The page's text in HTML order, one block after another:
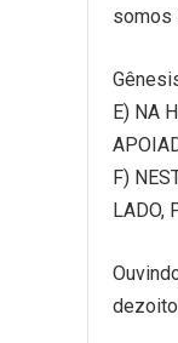
somos
E) NA
F)
LADO,